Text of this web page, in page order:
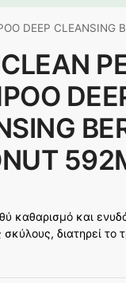
DEEP CLEANSING
καθαρισμό και
σκύλους, διατηρεί